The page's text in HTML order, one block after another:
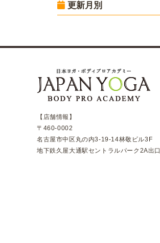
更新月別
【店舗情報】
〒460-0002
名古屋市中区丸の内3-19-14林敬ビル3F
地下鉄久屋大通駅セントラルパーク2A出